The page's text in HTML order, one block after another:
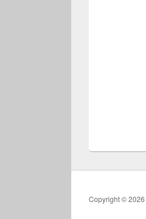
Copyright © 2026